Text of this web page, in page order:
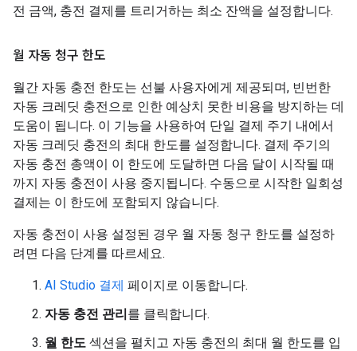
전 금액, 충전 결제를 트리거하는 최소 잔액을 설정합니다.
월 자동 청구 한도
월간 자동 충전 한도는 선불 사용자에게 제공되며, 빈번한
자동 크레딧 충전으로 인한 예상치 못한 비용을 방지하는 데
도움이 됩니다. 이 기능을 사용하여 단일 결제 주기 내에서
자동 크레딧 충전의 최대 한도를 설정합니다. 결제 주기의
자동 충전 총액이 이 한도에 도달하면 다음 달이 시작될 때
까지 자동 충전이 사용 중지됩니다. 수동으로 시작한 일회성
결제는 이 한도에 포함되지 않습니다.
자동 충전이 사용 설정된 경우 월 자동 청구 한도를 설정하
려면 다음 단계를 따르세요.
AI Studio 결제 페이지로 이동합니다.
자동 충전 관리를 클릭합니다.
월 한도 섹션을 펼치고 자동 충전의 최대 월 한도를 입